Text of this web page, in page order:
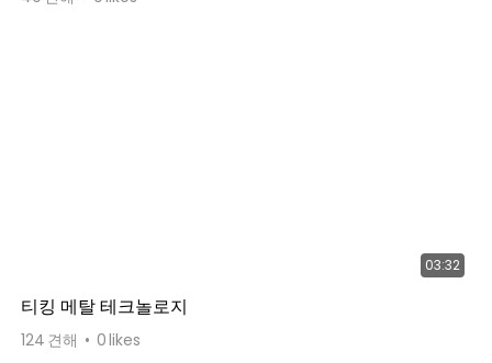
03:32
티킹 메탈 테크놀로지
124 견해 0likes